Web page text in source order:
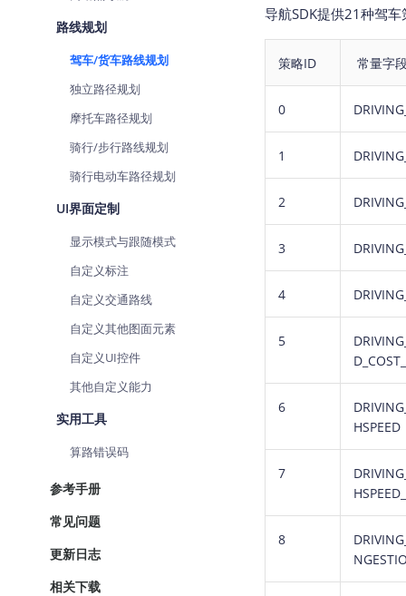
路线规划
驾车/货车路线规划
独立路径规划
摩托车路径规划
骑行/步行路线规划
骑行电动车路径规划
UI界面定制
显示模式与跟随模式
自定义标注
自定义交通路线
自定义其他图面元素
自定义UI控件
其他自定义能力
实用工具
算路错误码
参考手册
常见问题
更新日志
相关下载
导航SDK提供21种驾
策略ID 常量字
0
1
2
3
4
5
6
HSPEED
7
8